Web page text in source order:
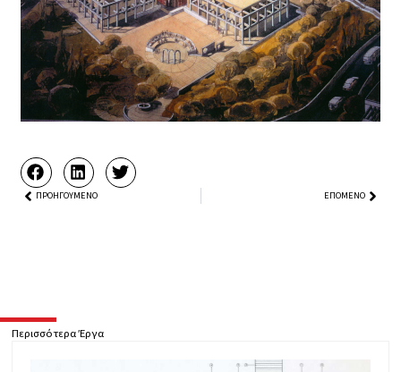
PrevΠΡΟΗΓΟΎΜΕΝΟ ΕΠΌΜΕΝΟNext
Περισσότερα Έργα